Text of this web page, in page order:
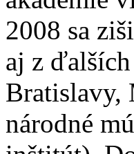
2008 sa
aj z
Bratislavy,
národné